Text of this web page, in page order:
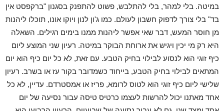
במיטה. בלי למהר, בלי להתלבש, פשוט להתפנק בסגנון "ברקפסט אין
בד" בלי צורך לדפוק חשבון לעולם. כמו ג'ון לנון ויוקו אונו, תוכלו ליהנות
מן חוסר המעש, דבר שאי אפשר ליהנות ממנו בימים רגילים. השאלה
היא רק מי יכין ויגיש את ארוחת הבוקר במיטה. רעיון שני המוצע ליום
כיף זוגי הוא לנסוע לבילוי בחיק הטבע. עם זאת, לא כל יום כיף הוא יום
המתאים לבילוי בחיק הטבע, בייחוד כשמדובר בקור עז או בשרב. רעיון
שלישי ליום כיף זוגי הוא לטוס לרומא, פריז או אמסטרדם. עדיין, לא כל
אחד מאתנו יכול להרשות לעצמו כרטיס טיסה עבור נסיעה של יום